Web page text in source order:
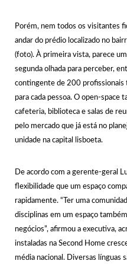
Porém, nem todos os visitantes
andar do prédio localizado no
(foto). À primeira vista, parece
segunda olhada para perceber,
contingente de 200 profissionais
para cada pessoa. O open-space
cafeteria, biblioteca e salas de
pelo mercado que já está no
unidade na capital lisboeta.
De acordo com a gerente-geral
flexibilidade que um espaço
rapidamente. “Ter uma
disciplinas em um espaço
negócios”, afirmou a executiva,
instaladas na Second Home
média nacional. Diversas línguas